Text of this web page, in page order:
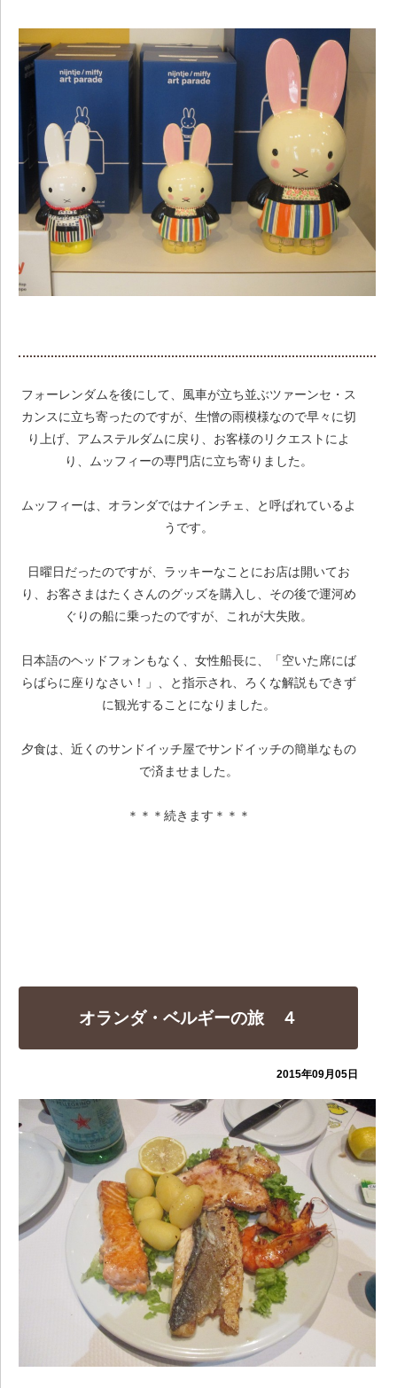
フォーレンダムを後にして、風車が立ち並ぶツァーンセ・ス
カンスに立ち寄ったのですが、生憎の雨模様なので早々に切
り上げ、アムステルダムに戻り、お客様のリクエストによ
り、ムッフィーの専門店に立ち寄りました。
ムッフィーは、オランダではナインチェ、と呼ばれているよ
うです。
日曜日だったのですが、ラッキーなことにお店は開いてお
り、お客さまはたくさんのグッズを購入し、その後で運河め
ぐりの船に乗ったのですが、これが大失敗。
日本語のヘッドフォンもなく、女性船長に、「空いた席にば
らばらに座りなさい！」、と指示され、ろくな解説もできず
に観光することになりました。
夕食は、近くのサンドイッチ屋でサンドイッチの簡単なもの
で済ませました。
＊＊＊続きます＊＊＊
オランダ・ベルギーの旅 ４
2015年09月05日